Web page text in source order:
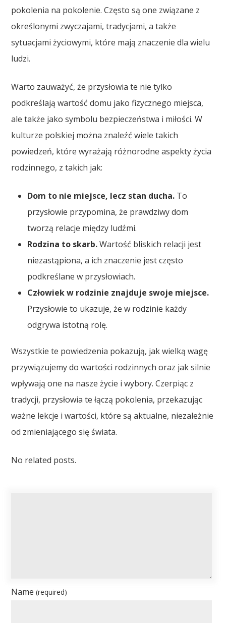
pokolenia na pokolenie. Często są one związane z
określonymi zwyczajami, tradycjami, a także
sytuacjami życiowymi, które mają znaczenie dla wielu
ludzi.
Warto zauważyć, że przysłowia te nie tylko
podkreślają wartość domu jako fizycznego miejsca,
ale także jako symbolu bezpieczeństwa i miłości. W
kulturze polskiej można znaleźć wiele takich
powiedzeń, które wyrażają różnorodne aspekty życia
rodzinnego, z takich jak:
Dom to nie miejsce, lecz stan ducha. To
przysłowie przypomina, że prawdziwy dom
tworzą relacje między ludźmi.
Rodzina to skarb.Wartość bliskich relacji jest
niezastąpiona, a ich znaczenie jest często
podkreślane w przysłowiach.
Człowiek w rodzinie znajduje swoje miejsce.
Przysłowie to ukazuje, że w rodzinie każdy
odgrywa istotną rolę.
Wszystkie te powiedzenia pokazują, jak wielką wagę
przywiązujemy do wartości rodzinnych oraz jak silnie
wpływają one na nasze życie i wybory. Czerpiąc z
tradycji, przysłowia te łączą pokolenia, przekazując
ważne lekcje i wartości, które są aktualne, niezależnie
od zmieniającego się świata.
No related posts.
Name(required)